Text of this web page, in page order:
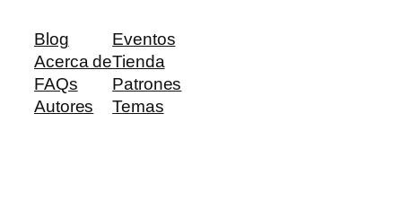
Blog
Acerca de
FAQs
Autores
Eventos
Tienda
Patrones
Temas